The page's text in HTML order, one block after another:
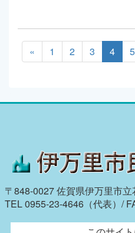
« 1 2 3 4 5
〒848-0027 佐賀県伊万里市立
TEL 0955-23-4646（代表）/